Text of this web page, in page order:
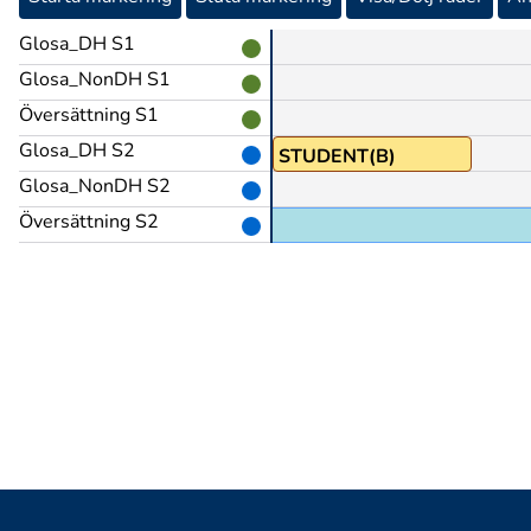
Glosa_DH S1
Glosa_NonDH S1
Översättning S1
Glosa_DH S2
Glosa_NonDH S2
Översättning S2
STUDENT(B)